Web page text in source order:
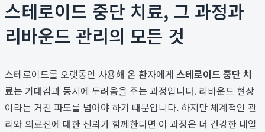
스테로이드 중단 치료, 그 과정과
리바운드 관리의 모든 것
스테로이드를 오랫동안 사용해 온 환자에게 스테로이드 중단 치
료는 기대감과 동시에 두려움을 주는 과정입니다. 리바운드 현상
이라는 거친 파도를 넘어야 하기 때문입니다. 하지만 체계적인 관
리와 의료진에 대한 신뢰가 함께한다면 이 과정은 더 건강한 내일